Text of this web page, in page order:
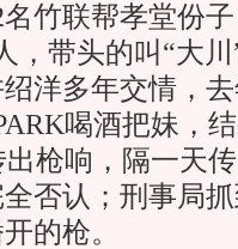
联帮孝堂份子
，带头的叫“大
洋多年交情，
喝酒把妹，
出枪响，隔一天
否认；刑事局
的枪。